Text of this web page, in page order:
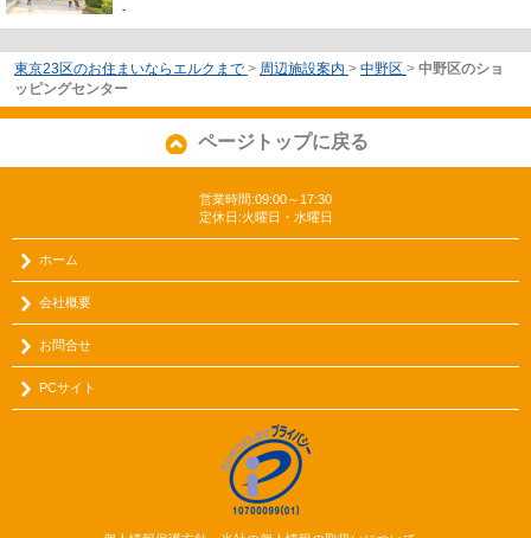
-
東京23区のお住まいならエルクまで > 周辺施設案内 > 中野区 > 中野区のショ
ッピングセンター
ページトップに戻る
営業時間:09:00～17:30
定休日:火曜日・水曜日
ホーム
会社概要
お問合せ
PCサイト